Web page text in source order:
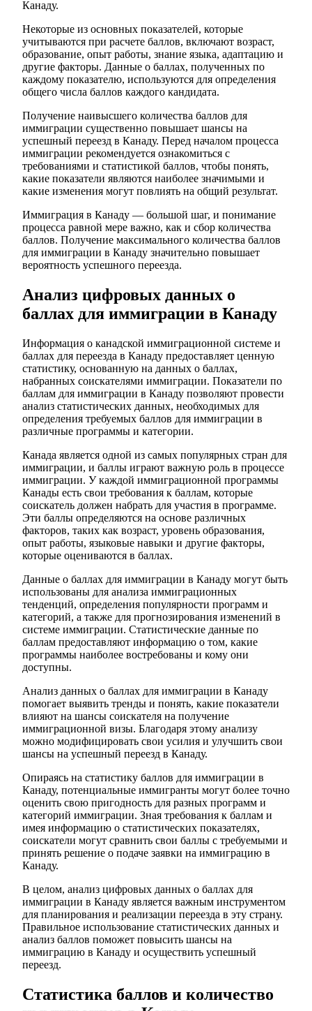
Канаду.
Некоторые из основных показателей, которые
учитываются при расчете баллов, включают возраст,
образование, опыт работы, знание языка, адаптацию и
другие факторы. Данные о баллах, полученных по
каждому показателю, используются для определения
общего числа баллов каждого кандидата.
Получение наивысшего количества баллов для
иммиграции существенно повышает шансы на
успешный переезд в Канаду. Перед началом процесса
иммиграции рекомендуется ознакомиться с
требованиями и статистикой баллов, чтобы понять,
какие показатели являются наиболее значимыми и
какие изменения могут повлиять на общий результат.
Иммиграция в Канаду — большой шаг, и понимание
процесса равной мере важно, как и сбор количества
баллов. Получение максимального количества баллов
для иммиграции в Канаду значительно повышает
вероятность успешного переезда.
Анализ цифровых данных о
баллах для иммиграции в Канаду
Информация о канадской иммиграционной системе и
баллах для переезда в Канаду предоставляет ценную
статистику, основанную на данных о баллах,
набранных соискателями иммиграции. Показатели по
баллам для иммиграции в Канаду позволяют провести
анализ статистических данных, необходимых для
определения требуемых баллов для иммиграции в
различные программы и категории.
Канада является одной из самых популярных стран для
иммиграции, и баллы играют важную роль в процессе
иммиграции. У каждой иммиграционной программы
Канады есть свои требования к баллам, которые
соискатель должен набрать для участия в программе.
Эти баллы определяются на основе различных
факторов, таких как возраст, уровень образования,
опыт работы, языковые навыки и другие факторы,
которые оцениваются в баллах.
Данные о баллах для иммиграции в Канаду могут быть
использованы для анализа иммиграционных
тенденций, определения популярности программ и
категорий, а также для прогнозирования изменений в
системе иммиграции. Статистические данные по
баллам предоставляют информацию о том, какие
программы наиболее востребованы и кому они
доступны.
Анализ данных о баллах для иммиграции в Канаду
помогает выявить тренды и понять, какие показатели
влияют на шансы соискателя на получение
иммиграционной визы. Благодаря этому анализу
можно модифицировать свои усилия и улучшить свои
шансы на успешный переезд в Канаду.
Опираясь на статистику баллов для иммиграции в
Канаду, потенциальные иммигранты могут более точно
оценить свою пригодность для разных программ и
категорий иммиграции. Зная требования к баллам и
имея информацию о статистических показателях,
соискатели могут сравнить свои баллы с требуемыми и
принять решение о подаче заявки на иммиграцию в
Канаду.
В целом, анализ цифровых данных о баллах для
иммиграции в Канаду является важным инструментом
для планирования и реализации переезда в эту страну.
Правильное использование статистических данных и
анализ баллов поможет повысить шансы на
иммиграцию в Канаду и осуществить успешный
переезд.
Статистика баллов и количество